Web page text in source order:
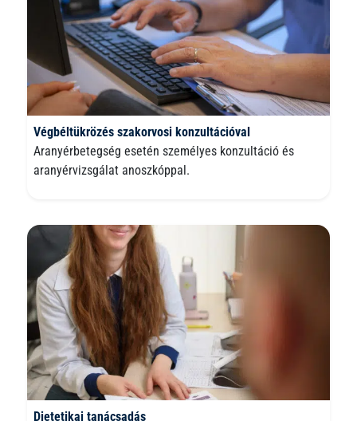
Végbéltükrözés szakorvosi konzultációval
Aranyérbetegség esetén személyes konzultáció és
aranyérvizsgálat anoszkóppal.
Dietetikai tanácsadás